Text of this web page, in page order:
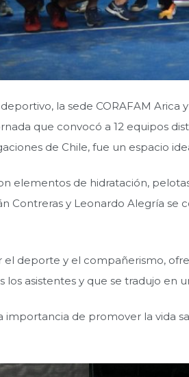
la sede CORAFAM
que convocó a 12 equipos
de Chile, fue un espacio
elementos de hidratación,
Contreras y Leonardo Alegría
deporte y el compañerismo,
asistentes y que se tradujo en
importancia de promover la vida